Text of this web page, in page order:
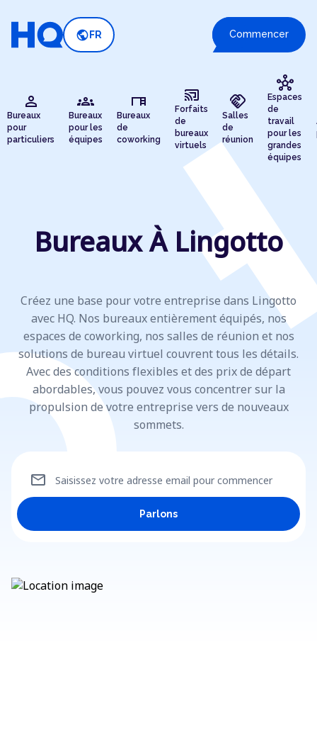
public FR Commencer
person
Bureaux
pour
particuliers
groups
Bureaux
pour les
équipes
desk
Bureaux
de
coworking
cast_connected
Forfaits
de
bureaux
virtuels
handshake
Salles
de
réunion
hub
Espaces
de
travail
pour les
grandes
équipes
Bureaux À Lingotto
Créez une base pour votre entreprise dans Lingotto
avec HQ. Nos bureaux entièrement équipés, nos
espaces de coworking, nos salles de réunion et nos
solutions de bureau virtuel couvrent tous les détails.
Avec des conditions flexibles et des prix de départ
abordables, vous pouvez vous concentrer sur la
propulsion de votre entreprise vers de nouveaux
sommets.
Saisissez votre adresse email pour commencer
mail
Parlons